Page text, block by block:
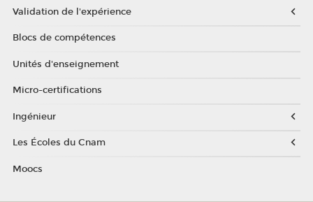
Validation de l'expérience
Blocs de compétences
Unités d'enseignement
Micro-certifications
Ingénieur
Les Écoles du Cnam
Moocs